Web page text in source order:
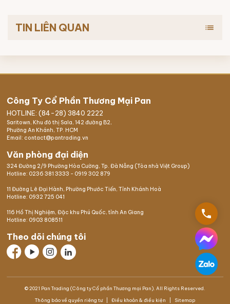
TIN LIÊN QUAN list
Công Ty Cổ Phần Thương Mại Pan
HOTLINE: (84-28) 3840 2222
Saritown, Khu đô thị Sala, 142 đường B2,
Phường An Khánh, TP. HCM
Email: contact@pantrading.vn
Văn phòng đại diện
324 Đường 2/9 Phường Hòa Cường, Tp. Đà Nẵng (Tòa nhà Việt Group)
Hotline: 0236 381 3333 - 0919 302 879
11 Đường Lê Đại Hành, Phường Phước Tiến, Tỉnh Khánh Hoà
Hotline: 0932 725 041
116 Hồ Thị Nghiệm, Đặc khu Phú Quốc, tỉnh An Giang
Hotline: 0903 808511
Theo dõi chúng tôi
© 2021 Pan Trading (Công ty Cổ phần Thương mại Pan). All Rights Reserved.
Thông báo về quyền riêng tư Điều khoản & điều kiện Sitemap
phone